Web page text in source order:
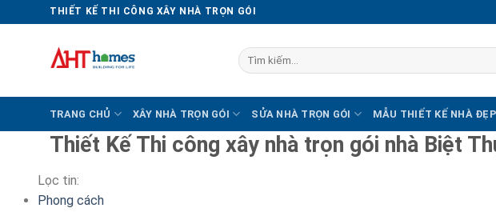
THIẾT KẾ THI CÔNG XÂY NHÀ TRỌN GÓI
Tìm
kiếm:
TRANG CHỦ XÂY NHÀ TRỌN GÓI SỬA NHÀ TRỌN GÓI MẪU THIẾT KẾ NHÀ ĐẸP
Thiết Kế Thi công xây nhà trọn gói nhà Biệt
Lọc tin:
Phong cách